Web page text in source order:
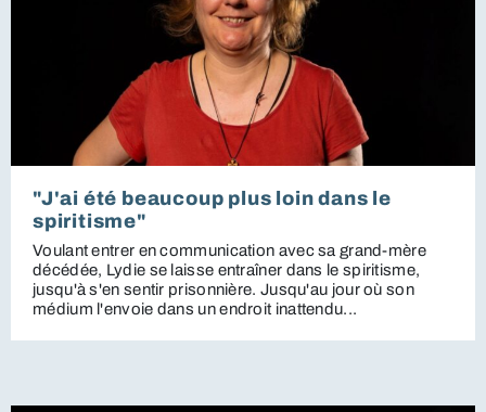
"J'ai été beaucoup plus loin dans le
spiritisme"
Voulant entrer en communication avec sa grand-mère
décédée, Lydie se laisse entraîner dans le spiritisme,
jusqu'à s'en sentir prisonnière. Jusqu'au jour où son
médium l'envoie dans un endroit inattendu...